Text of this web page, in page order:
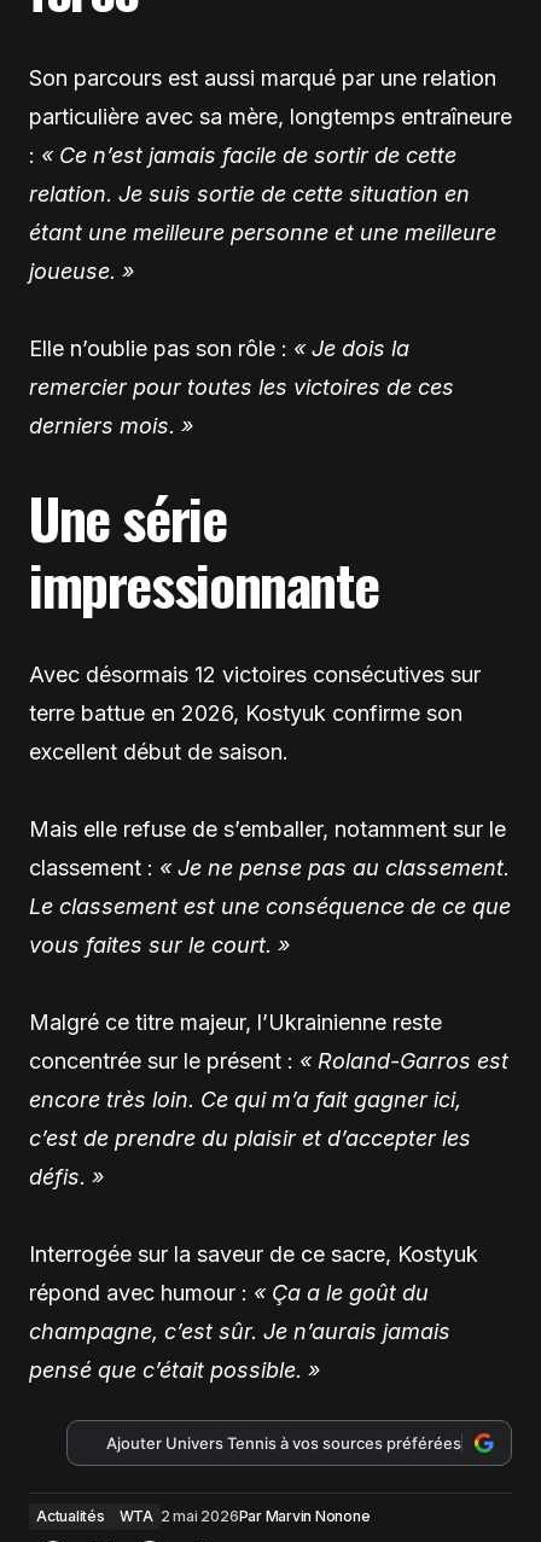
Son parcours est aussi marqué par une relation
particulière avec sa mère, longtemps entraîneure
: « Ce n’est jamais facile de sortir de cette
relation. Je suis sortie de cette situation en
étant une meilleure personne et une meilleure
joueuse. »
Elle n’oublie pas son rôle : « Je dois la
remercier pour toutes les victoires de ces
derniers mois. »
Une série
impressionnante
Avec désormais 12 victoires consécutives sur
terre battue en 2026, Kostyuk confirme son
excellent début de saison.
Mais elle refuse de s’emballer, notamment sur le
classement : « Je ne pense pas au classement.
Le classement est une conséquence de ce que
vous faites sur le court. »
Malgré ce titre majeur, l’Ukrainienne reste
concentrée sur le présent : « Roland-Garros est
encore très loin. Ce qui m’a fait gagner ici,
c’est de prendre du plaisir et d’accepter les
défis. »
Interrogée sur la saveur de ce sacre, Kostyuk
répond avec humour : « Ça a le goût du
champagne, c’est sûr. Je n’aurais jamais
pensé que c’était possible. »
Ajouter Univers Tennis à vos sources préférées
Actualités WTA 2 mai 2026Par Marvin Nonone